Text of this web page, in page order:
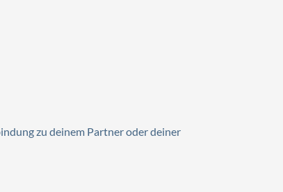
zu deinem Partner oder deiner